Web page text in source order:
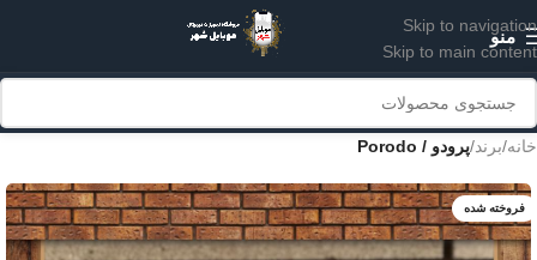
Skip to navigation
Skip to main content
منو
خانه برند پرودو / Porodo
فروخته شده